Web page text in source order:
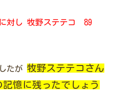
に対し 牧野ステテコ 89
たが
牧野ステテコさん
記憶に残ったでしょう